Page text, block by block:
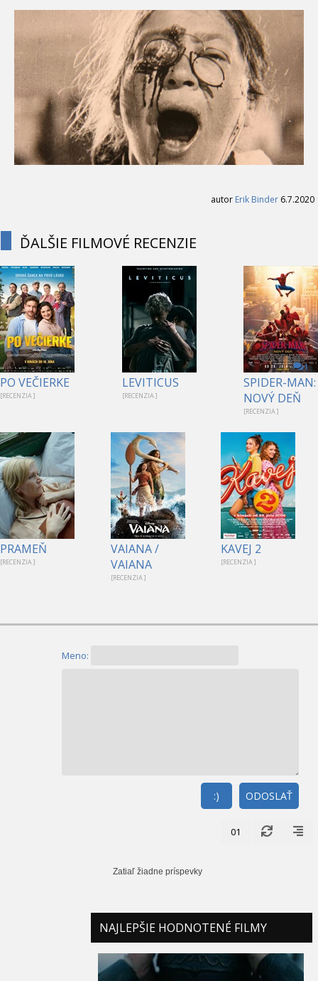
autor Erik Binder 6.7.2020
ĎALŠIE FILMOVÉ RECENZIE
PO VEČIERKE
[RECENZIA ]
LEVITICUS
[RECENZIA ]
1
SPIDER-MAN:
NOVÝ DEŇ
[RECENZIA ]
PRAMEŇ
[RECENZIA ]
VAIANA /
VAIANA
[RECENZIA ]
KAVEJ 2
[RECENZIA ]
Meno:
ODOSLAŤ
:)
01
Zatiaľ žiadne príspevky
NAJLEPŠIE HODNOTENÉ FILMY